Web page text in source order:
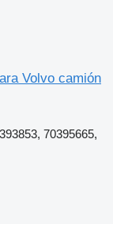
Volvo camión
70395665,